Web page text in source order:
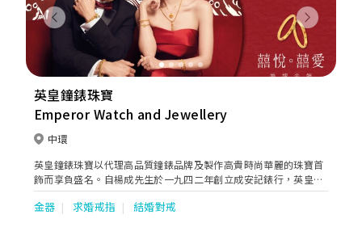
Previous Next
英皇鐘錶珠寶
Emperor Watch and Jewellery
中環
英皇鐘錶珠寶以代理高品質鐘錶品牌及製作高貴時尚華麗的珠寶首
飾而享負盛名。自楊成先生於一九四二年創立成安記錶行，英皇鐘
錶珠寶一直秉持精益求精的精神。直至今日，此精神依然延續，令
英皇鐘錶珠寶成為追求卓越，重視產品及服務質素的保證。
金器 求婚戒指 結婚對戒